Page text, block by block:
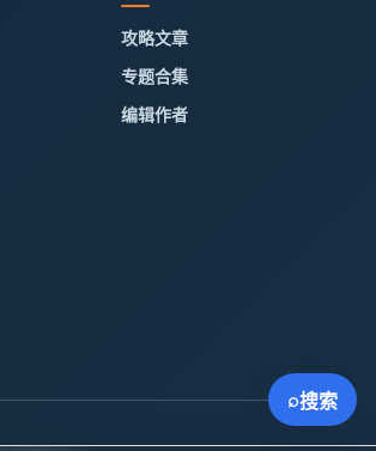
攻略文章
专题合集
编辑作者
⌕搜索